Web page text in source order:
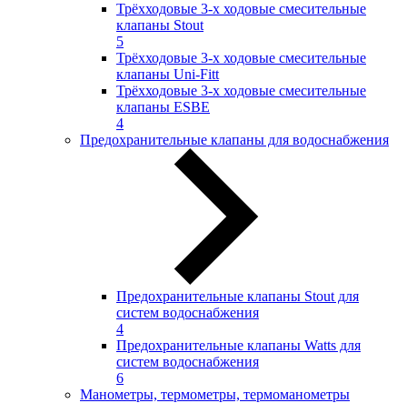
Трёхходовые 3-х ходовые смесительные
клапаны Stout
5
Трёхходовые 3-х ходовые смесительные
клапаны Uni-Fitt
Трёхходовые 3-х ходовые смесительные
клапаны ESBE
4
Предохранительные клапаны для водоснабжения
Предохранительные клапаны Stout для
систем водоснабжения
4
Предохранительные клапаны Watts для
систем водоснабжения
6
Манометры, термометры, термоманометры